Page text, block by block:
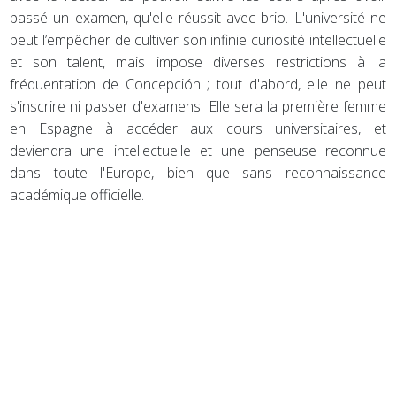
passé un examen, qu'elle réussit avec brio. L'université ne
peut l’empêcher de cultiver son infinie curiosité intellectuelle
et son talent, mais impose diverses restrictions à la
fréquentation de Concepción ; tout d'abord, elle ne peut
s'inscrire ni passer d'examens. Elle sera la première femme
en Espagne à accéder aux cours universitaires, et
deviendra une intellectuelle et une penseuse reconnue
dans toute l'Europe, bien que sans reconnaissance
académique officielle.